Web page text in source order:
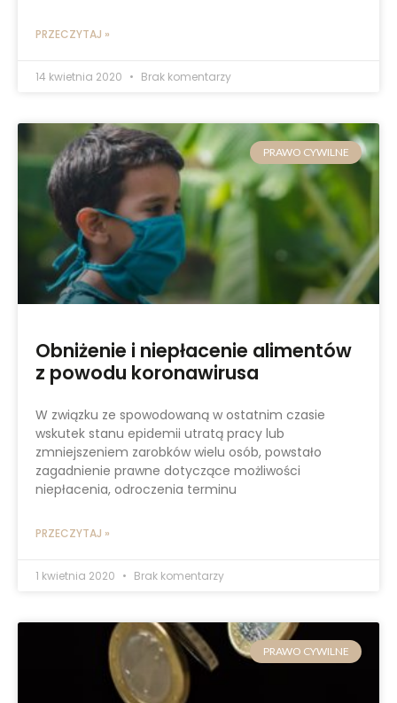
PRZECZYTAJ »
14 kwietnia 2020 Brak komentarzy
PRAWO CYWILNE
Obniżenie i niepłacenie alimentów
z powodu koronawirusa
W związku ze spowodowaną w ostatnim czasie
wskutek stanu epidemii utratą pracy lub
zmniejszeniem zarobków wielu osób, powstało
zagadnienie prawne dotyczące możliwości
niepłacenia, odroczenia terminu
PRZECZYTAJ »
1 kwietnia 2020 Brak komentarzy
PRAWO CYWILNE